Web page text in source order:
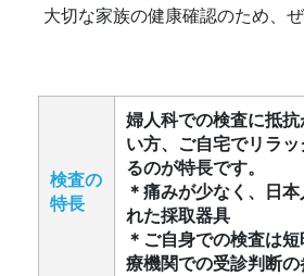
大切な家族の健康確認のため、ぜ
検査の
特長
婦人科での検査に抵
い方、ご自宅でリラ
るのが特長です。
＊痛みが少なく、日
れた採取器具
＊ご自身での検査は
療機関での受診判断